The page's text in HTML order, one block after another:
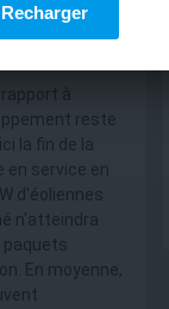
à
reste
la fin de la
en service en
d'éoliennes
n'atteindra
paquets
En moyenne,